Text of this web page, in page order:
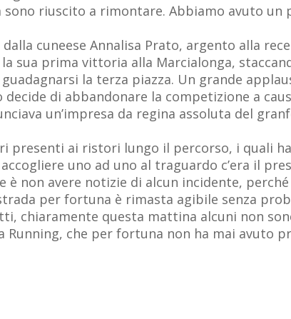
riuscito a rimontare. Abbiamo avuto un
cuneese Annalisa Prato, argento alla
sua prima vittoria alla Marcialonga,
la terza piazza. Un grande
decide di abbandonare la competizione a
un’impresa da regina assoluta del
presenti ai ristori lungo il percorso, i quali
uno ad uno al traguardo c’era il
è non avere notizie di alcun incidente,
per fortuna è rimasta agibile senza
chiaramente questa mattina alcuni non
Running, che per fortuna non ha mai avuto